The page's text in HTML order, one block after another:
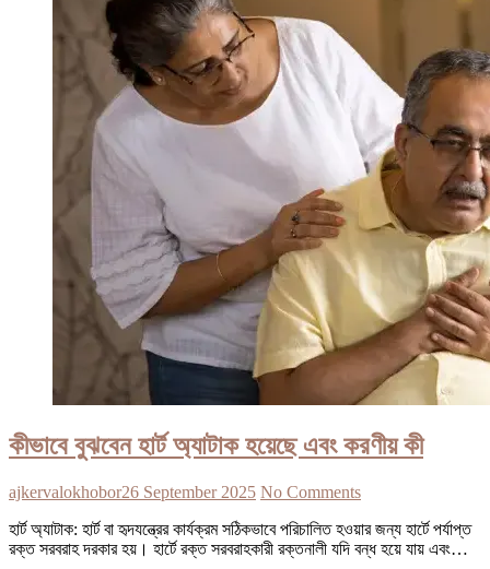
কীভাবে বুঝবেন হার্ট অ্যাটাক হয়েছে এবং করণীয় কী
ajkervalokhobor26 September 2025 No Comments
হার্ট অ্যাটাক: হার্ট বা হৃদযন্ত্রের কার্যক্রম সঠিকভাবে পরিচালিত হওয়ার জন্য হার্টে পর্যাপ্ত
রক্ত সরবরাহ দরকার হয়। হার্টে রক্ত সরবরাহকারী রক্তনালী যদি বন্ধ হয়ে যায় এবং…